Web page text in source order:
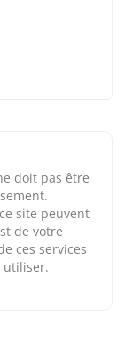
doit pas être
site peuvent
de votre
ces services
utiliser.